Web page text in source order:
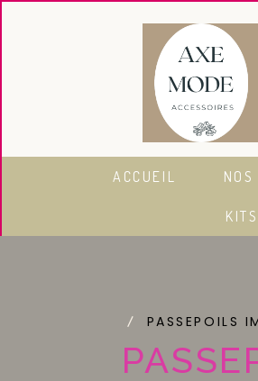
ACCUEIL
PASSEPOILS
Panneau de gestion des cookies